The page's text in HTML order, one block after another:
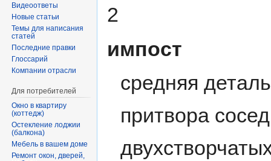
2
импост
средняя
притвора
Видеоответы
Новые статьи
Темы для написания
статей
Последние правки
Глоссарий
Компании отрасли
Для потребителей
Окно в квартиру
(коттедж)
Остекление лоджии
(балкона)
Мебель в вашем доме
Ремонт окон, дверей,